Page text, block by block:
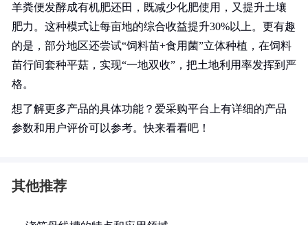
羊粪便发酵成有机肥还田，既减少化肥使用，又提升土壤
肥力。这种模式让每亩地的综合收益提升30%以上。更有趣
的是，部分地区还尝试“饲料苗+食用菌”立体种植，在饲料
苗行间套种平菇，实现“一地双收”，把土地利用率发挥到严
格。
想了解更多产品的具体功能？爱采购平台上有详细的产品
参数和用户评价可以参考。快来看看吧！
其他推荐